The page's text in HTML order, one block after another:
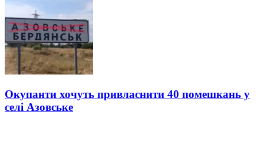
Окупанти хочуть привласнити 40 помешкань у
селі Азовське